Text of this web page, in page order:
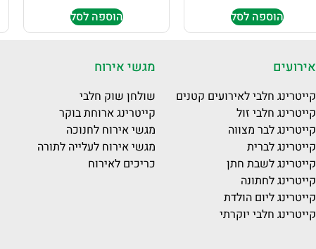
הוספה לסל הוספה לסל
אירועים
קייטרינג חלבי לאירועים קטנים
קייטרינג חלבי זול
קייטרינג לבר מצווה
קייטרינג לברית
קייטרינג לשבת חתן
קייטרינג לחתונה
קייטרינג ליום הולדת
קייטרינג חלבי יוקרתי
מגשי אירוח
שולחן שוק חלבי
קייטרינג ארוחת בוקר
מגשי אירוח לחנוכה
מגשי אירוח לעלייה לתורה
כריכים לאירוח